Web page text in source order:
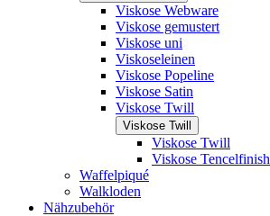
Viskose Webware
Viskose gemustert
Viskose uni
Viskoseleinen
Viskose Popeline
Viskose Satin
Viskose Twill
Viskose Twill
Viskose Twill
Viskose Tencelfinish
Waffelpiqué
Walkloden
Nähzubehör